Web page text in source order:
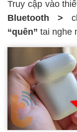
Truy cập vào
Bluetooth >
“quên” tai nghe